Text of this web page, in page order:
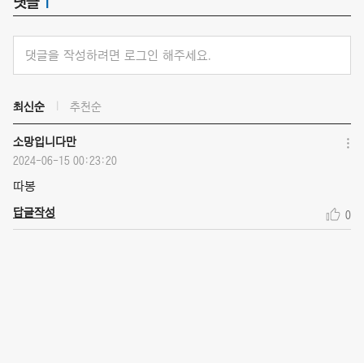
댓글을 작성하려면 로그인 해주세요.
최신순 추천순
소망입니다만
2024-06-15 00:23:20
따봉
답글작성 0